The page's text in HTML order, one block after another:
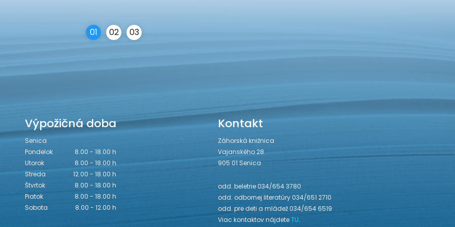
01 02 03
Výpožičná doba
Senica
Pondelok
8.00 - 18.00 h
Utorok
8.00 - 18.00 h
Streda
12.00 - 18.00 h
Štvrtok
8.00 - 18.00 h
Piatok
8.00 - 18.00 h
Sobota
8.00 - 12.00 h
Kontakt
Záhorská knižnica
Vajanského 28
905 01 Senica
odd. beletrie 034/654 3780
odd. odbornej literatúry 034/651 2710
odd. pre deti a mládež 034/654 6519
Viac kontaktov nájdeteTU.